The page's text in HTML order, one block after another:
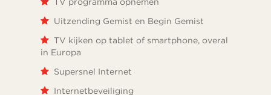
Uitzending Gemist en Begin Gemist
TV kijken op tablet of smartphone, overal
in Europa
Supersnel Internet
Internetbeveiliging